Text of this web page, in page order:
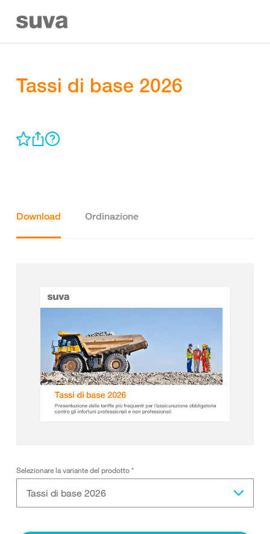
Tassi di base 2026
Download Ordinazione
Selezionare la variante del prodotto*
Tassi di base 2026